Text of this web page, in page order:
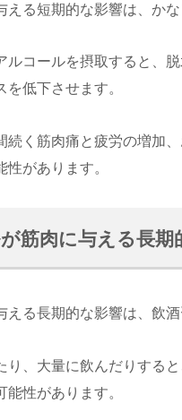
える短期的な影響は、かな
ルコールを摂取すると、
低下させます。
続く筋肉痛と疲労の増加
があります。
筋肉に与える長期
える長期的な影響は、飲
り、大量に飲んだりする
性があります。